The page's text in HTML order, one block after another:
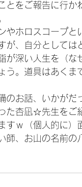
とをご報告に行
やホロスコープ
が、自分として
が深い人生を（
う。道具はあくま
のお話、いかがだ
た杏凪☆先生をご
すｗ（個人的に）
師、お山の名前